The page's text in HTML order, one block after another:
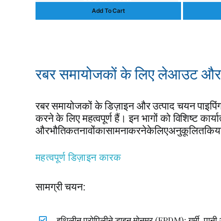
price
price
Add To Cart
रबर समायोजकों के लिए लेआउट और
रबर समायोजकों के डिज़ाइन और उत्पाद चयन
करने के लिए महत्वपूर्ण हैं। इन भागों को विशिष्ट
महत्वपूर्ण डिज़ाइन कारक
सामग्री चयन: